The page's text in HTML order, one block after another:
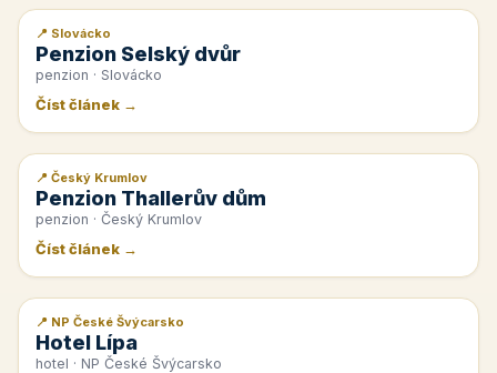
📰 PR článek
📍 Slovácko
Penzion Selský dvůr
penzion · Slovácko
Číst článek →
📰 PR článek
📍 Český Krumlov
Penzion Thallerův dům
penzion · Český Krumlov
Číst článek →
📰 PR článek
📍 NP České Švýcarsko
Hotel Lípa
hotel · NP České Švýcarsko